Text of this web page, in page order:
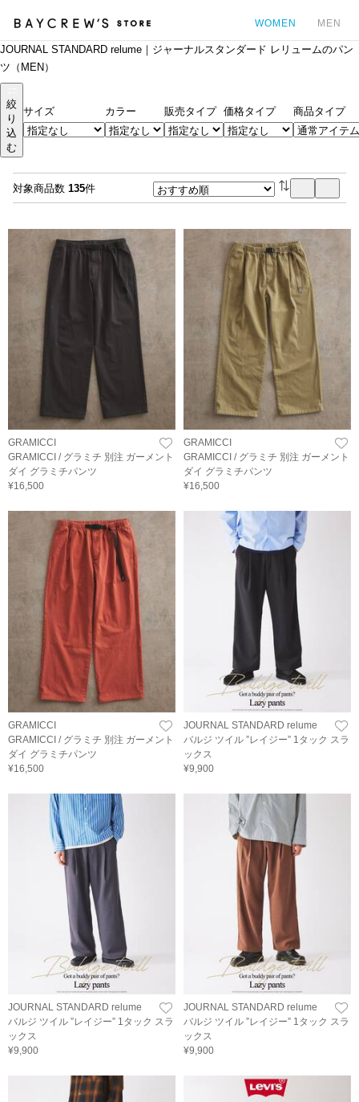
WOMEN MEN
JOURNAL STANDARD relume｜ジャーナルスタンダード レリュームのパン
ツ（MEN）
絞
り
込
む
サイズ カラー 販売タイプ 価格タイプ 商品タイプ
対象商品数 135件
GRAMICCI
GRAMICCI / グラミチ 別注 ガーメント
ダイ グラミチパンツ
¥16,500
GRAMICCI
GRAMICCI / グラミチ 別注 ガーメント
ダイ グラミチパンツ
¥16,500
GRAMICCI
GRAMICCI / グラミチ 別注 ガーメント
ダイ グラミチパンツ
¥16,500
JOURNAL STANDARD relume
バルジ ツイル ”レイジー” 1タック スラ
ックス
¥9,900
JOURNAL STANDARD relume
バルジ ツイル ”レイジー” 1タック スラ
ックス
¥9,900
JOURNAL STANDARD relume
バルジ ツイル ”レイジー” 1タック スラ
ックス
¥9,900